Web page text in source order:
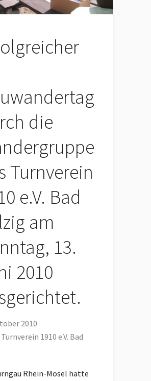
die
Turnverein
e.V. Bad
am
13.
2010
2010
Turnverein 1910 e.V. Bad
Rhein-Mosel hatte